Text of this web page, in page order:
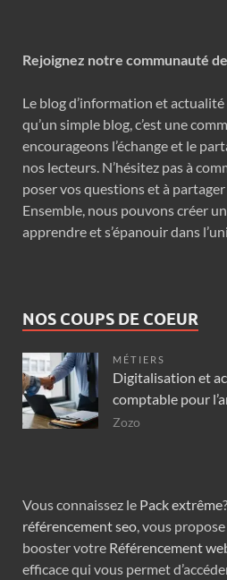
Rejoignez notre communauté
Le blog d’information et
qu’un simple blog, c’est une
encourageons l’échange et le
nos lecteurs. N’hésitez pas à
poser vos questions et à
Ensemble, nous pouvons créer
apprendre et s’épanouir dans
NOS COUPS DE COEUR
MÉTIERS
Digitalisation et
comptable pour
Zozo
Vous connaissez le Pack extrême
référencement seo , vous
booster votre Référencement
efficace qui vous permet